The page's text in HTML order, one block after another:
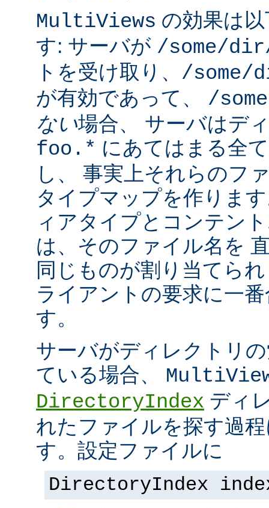
MultiViews の効果は
す: サーバが /some/
トを受け取り、 /some/
が有効であって、 /
ない場合、 サーバはデ
foo.* にあてはまる全
し、 事実上それらのフ
タイプマップを作りま
ィアタイプとコンテン
は、そのファイル名を
同じものが割り当てら
ライアントの要求に一
す。
サーバがディレクトリ
ている場合、
DirectoryIndex ディ
れたファイルを探す過
す。設定ファイルに
DirectoryIndex